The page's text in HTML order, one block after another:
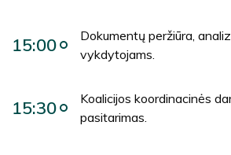
15:00
Dokumentų peržiūra,
vykdytojams.
15:30
Koalicijos koordinacinės
pasitarimas.